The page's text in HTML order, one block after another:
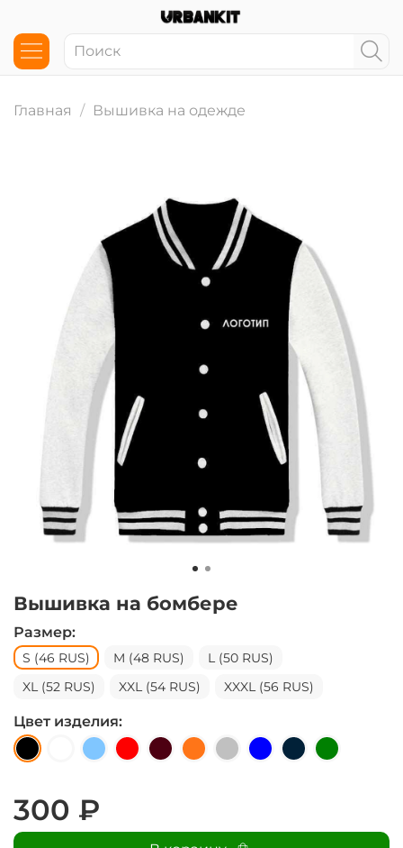
Главная Вышивка на одежде
Вышивка на бомбере
Размер:
S (46 RUS) M (48 RUS)
L (50 RUS)
XL (52 RUS)
XXL (54 RUS) XXXL (56 RUS)
Цвет изделия:
300 ₽